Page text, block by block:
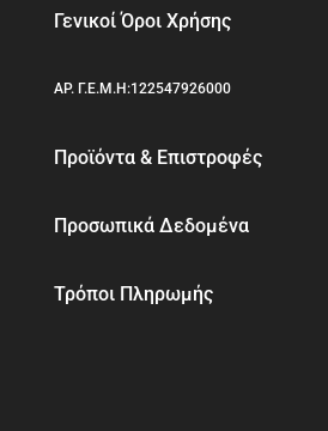
Γενικοί Όροι Χρήσης
ΑΡ. Γ.Ε.Μ.Η:122547926000
Προϊόντα & Επιστροφές
Προσωπικά Δεδομένα
Τρόποι Πληρωμής